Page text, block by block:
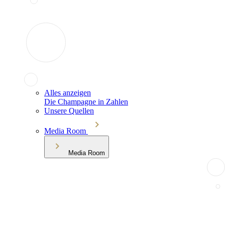
Alles anzeigen
Die Champagne in Zahlen
Unsere Quellen
Media Room
Media Room